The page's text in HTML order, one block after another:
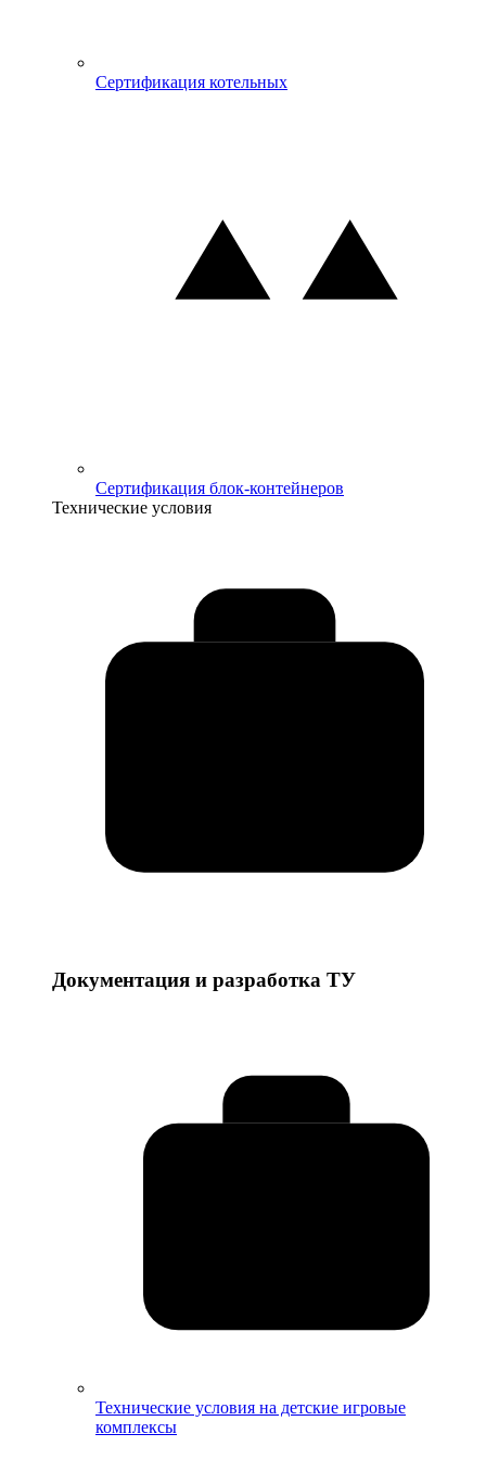
Сертификация котельных
Сертификация блок-контейнеров
Технические условия
Документация и разработка ТУ
Технические условия на детские игровые
комплексы